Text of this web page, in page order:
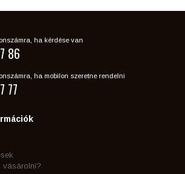
ha kérdése van
86
ha mobilon szeretne rendelni
77
vásárolni?